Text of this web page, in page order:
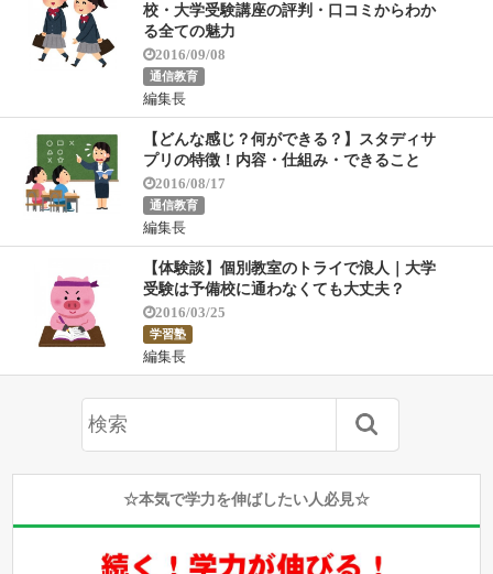
校・大学受験講座の評判・口コミからわか
る全ての魅力
2016/09/08
通信教育
編集長
【どんな感じ？何ができる？】スタディサ
プリの特徴！内容・仕組み・できること
2016/08/17
通信教育
編集長
【体験談】個別教室のトライで浪人｜大学
受験は予備校に通わなくても大丈夫？
2016/03/25
学習塾
編集長
☆本気で学力を伸ばしたい人必見☆